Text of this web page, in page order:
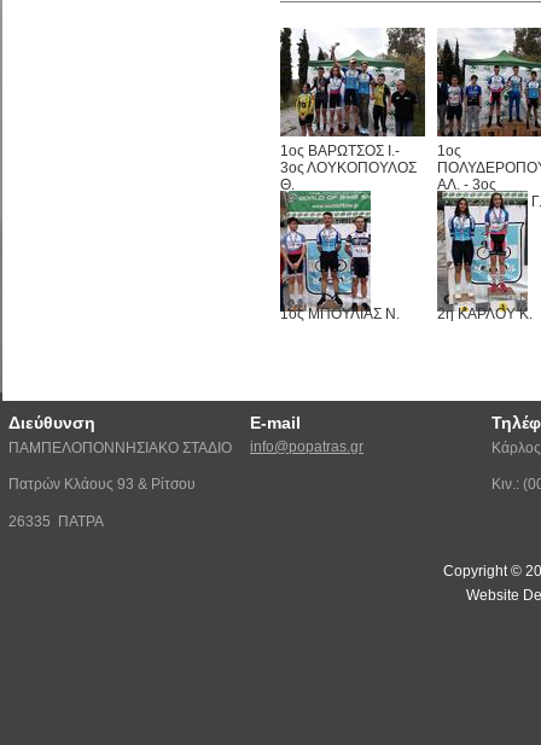
1ος ΒΑΡΩΤΣΟΣ Ι.-
3ος ΛΟΥΚΟΠΟΥΛΟΣ
Θ.
1ος
ΑΛ. - 3ος
ΑΡΑΓΙΑΝΝΗΣ Γ.
1ος ΜΠΟΥΛΙΑΣ Ν. 2η ΚΑΡΛΟΥ Κ.
Διεύθυνση E-mail
ΠΑΜΠΕΛΟΠΟΝΝΗΣΙΑΚΟ ΣΤΑΔΙΟ
Πατρών Κλάους 93 & Ρίτσου
26335 ΠΑΤΡΑ
info@popatras.gr
Κιν.:
Copyright ©
Website